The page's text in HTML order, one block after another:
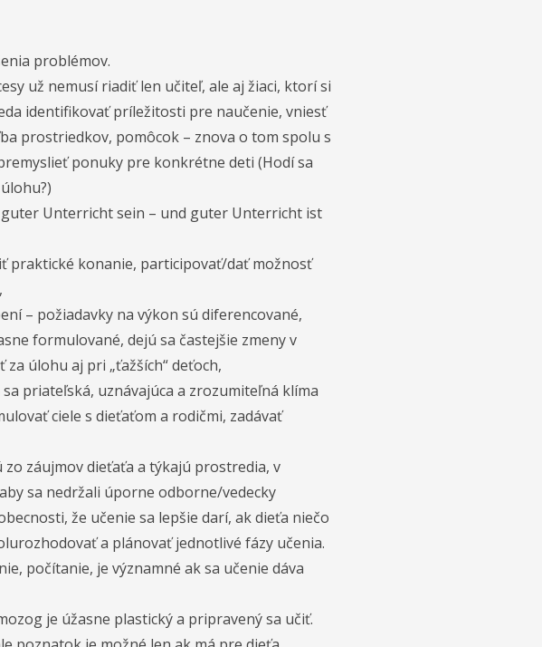
problémov.
už nemusí riadiť len učiteľ, ale aj žiaci, ktorí si
identifikovať príležitosti pre naučenie, vniesť
prostriedkov, pomôcok – znova o tom spolu s
ponuky pre konkrétne deti (Hodí sa
Unterricht sein – und guter Unterricht ist
praktické konanie, participovať/dať možnosť
– požiadavky na výkon sú diferencované,
formulované, dejú sa častejšie zmeny v
úlohu aj pri „ťažších“ deťoch,
priateľská, uznávajúca a zrozumiteľná klíma
ciele s dieťaťom a rodičmi, zadávať
záujmov dieťaťa a týkajú prostredia, v
sa nedržali úporne odborne/vedecky
že učenie sa lepšie darí, ak dieťa niečo
a plánovať jednotlivé fázy učenia.
počítanie, je významné ak sa učenie dáva
je úžasne plastický a pripravený sa učiť.